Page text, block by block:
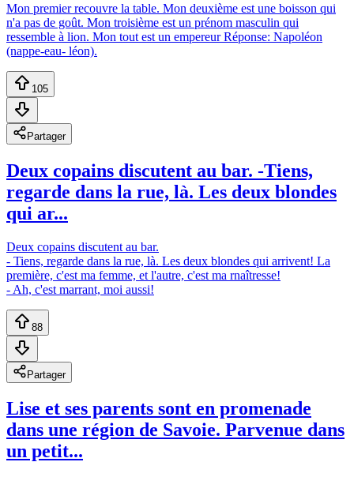
Mon premier recouvre la table. Mon deuxième est une boisson qui
n'a pas de goût. Mon troisième est un prénom masculin qui
ressemble à lion. Mon tout est un empereur Réponse: Napoléon
(nappe-eau- léon).
105
Partager
Deux copains discutent au bar. -Tiens,
regarde dans la rue, là. Les deux blondes
qui ar...
Deux copains discutent au bar.
- Tiens, regarde dans la rue, là. Les deux blondes qui arrivent! La
première, c'est ma femme, et l'autre, c'est ma rnaîtresse!
- Ah, c'est marrant, moi aussi!
88
Partager
Lise et ses parents sont en promenade
dans une région de Savoie. Parvenue dans
un petit...